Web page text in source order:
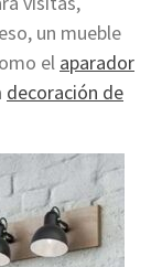
un mueble
el aparador
decoración de